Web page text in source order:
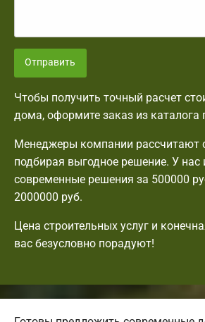
Отправить
Чтобы получить точный расчет
дома, оформите заказ из каталога
Менеджеры компании рассчитают
подбирая выгодное решение. У нас
современные решения за 500000
2000000 руб.
Цена строительных услуг и
вас безусловно порадуют!